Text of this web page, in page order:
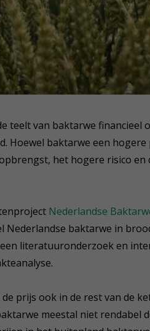
teelt van baktarwe financieel
Hoewel baktarwe een
het hogere risico en
Nederlandse
Nederlandse baktarwe in
literatuuronderzoek en
prijs ook in de rest van de
meestal niet rendabel